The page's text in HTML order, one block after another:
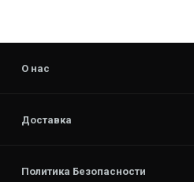
О нас
Доставка
Политика Безопасности